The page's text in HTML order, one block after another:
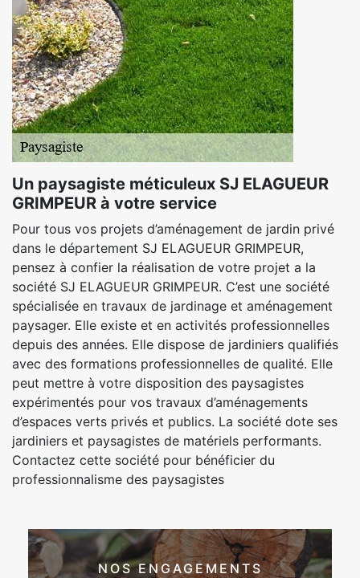
Un paysagiste méticuleux SJ ELAGUEUR
GRIMPEUR à votre service
Pour tous vos projets d’aménagement de jardin privé
dans le département SJ ELAGUEUR GRIMPEUR,
pensez à confier la réalisation de votre projet a la
société SJ ELAGUEUR GRIMPEUR. C’est une société
spécialisée en travaux de jardinage et aménagement
paysager. Elle existe et en activités professionnelles
depuis des années. Elle dispose de jardiniers qualifiés
avec des formations professionnelles de qualité. Elle
peut mettre à votre disposition des paysagistes
expérimentés pour vos travaux d’aménagements
d’espaces verts privés et publics. La société dote ses
jardiniers et paysagistes de matériels performants.
Contactez cette société pour bénéficier du
professionnalisme des paysagistes
NOS ENGAGEMENTS